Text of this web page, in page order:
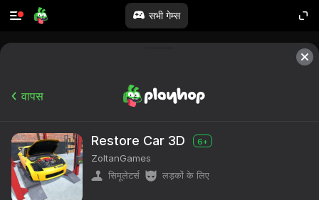
सभी गेम्स
वापस
Restore Car 3D 6+
ZoltanGames
सिमूलेटर्स
लड़कों के लिए